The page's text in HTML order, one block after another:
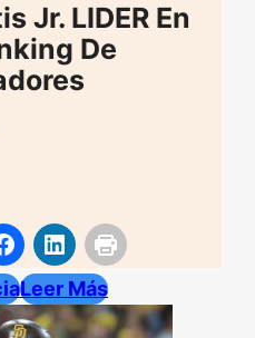
Jr. LIDER En
De
Leer Más